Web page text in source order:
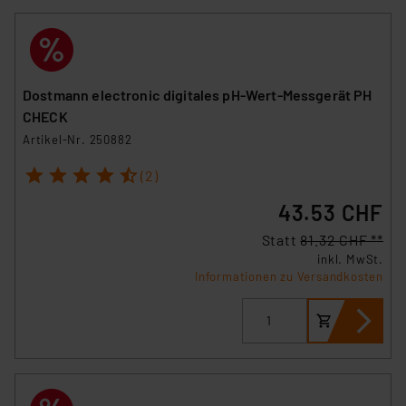
Cookies nach Zweck und Anbieter ist durch Klick auf
den Button „Ablehnen oder Einstellungen“ abrufbar. Sie
ablehnen oder ihr ganz oder teilweise zustimmen. Ihre
Die Rechtmäßigkeit der Speicherung, Abrufung und
Analyse bis zum Zeitpunkt des Widerrufs bleibt hiervon
unberührt. Ihre Browser-Einstellungen können dazu
führen, dass die Einstellungen nicht längerfristig
gespeichert werden und dieses Banner erneut
„Einige Drittanbieter verarbeiten personenbezogene
Cookies dieser Drittanbieter umfasst daher ggf. auch
Dostmann electronic digitales pH-Wert-Messgerät PH
CHECK
Artikel-Nr. 250882
1 2 3 4 5 (2)
43.53 CHF
Statt81.32 CHF **
inkl. MwSt.
Informationen zu Versandkosten